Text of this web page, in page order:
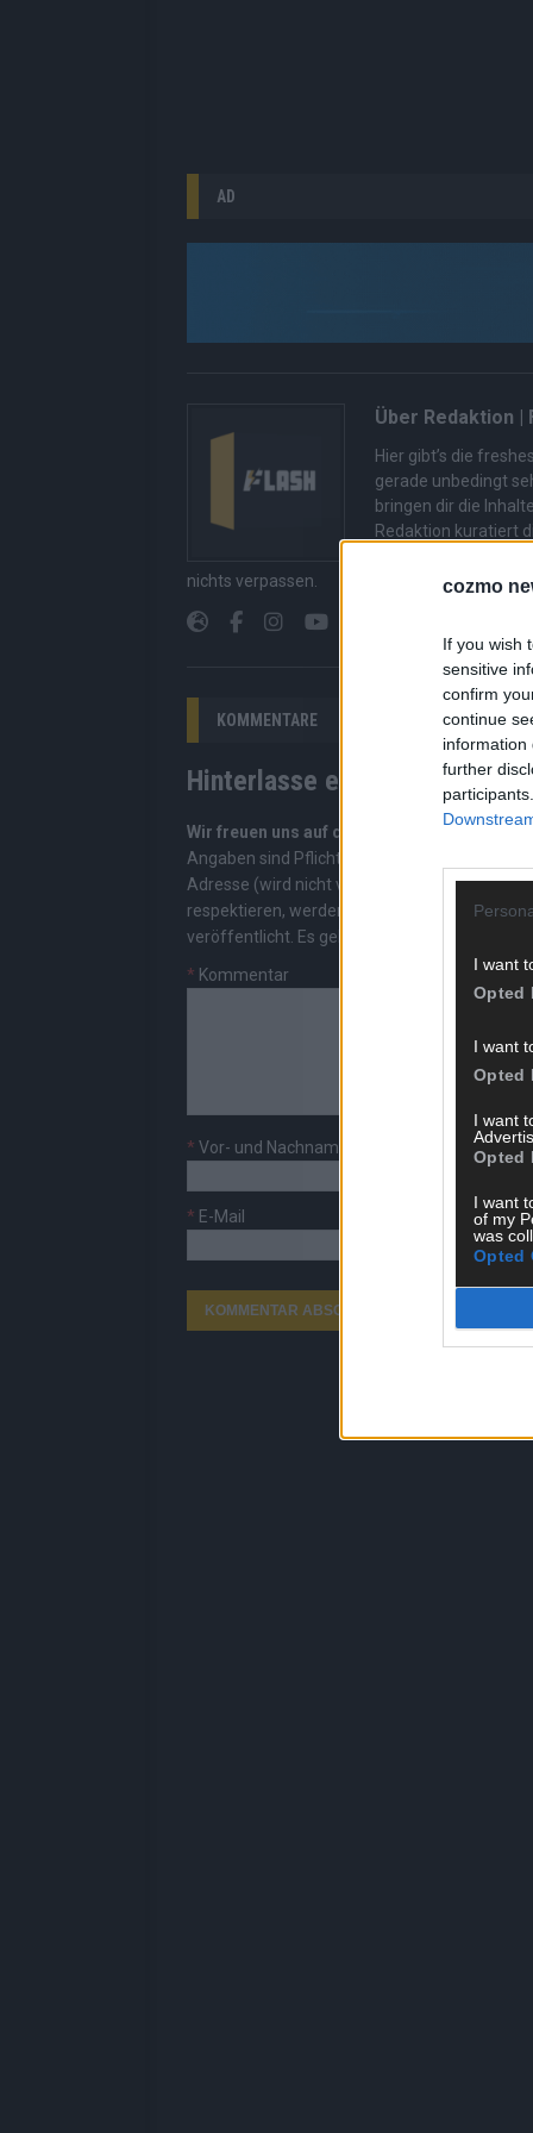
cozmo
If you wish
sensitive
confirm
continue
information
further
I want
Opted
I want
Opted
I want
Opted
I want
of my
was
Opted
AD
Über Redaktion |
Hier gibt’s die
gerade unbedingt
bringen dir die
Redaktion kuratiert
nichts verpassen.
KOMMENTARE
Hinterlasse einen Kommentar
Wir freuen uns auf deinen Beitrag!
Angaben sind Pflichtfelder. Bitte nutze
Adresse (wird nicht veröffentlicht). Wir
respektieren, werden freigeschaltet;
veröffentlicht. Es gelten unsere
* Kommentar
* Vor- und Nachname
* E-Mail